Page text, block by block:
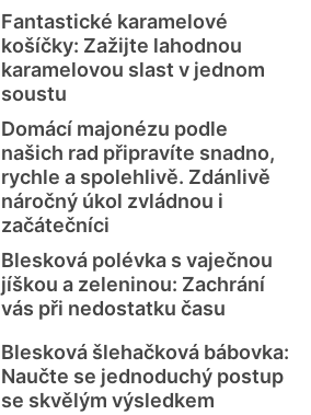
Fantastické karamelové
košíčky: Zažijte lahodnou
karamelovou slast v jednom
soustu
Domácí majonézu podle
našich rad připravíte snadno,
rychle a spolehlivě. Zdánlivě
náročný úkol zvládnou i
začátečníci
Blesková polévka s vaječnou
jíškou a zeleninou: Zachrání
vás při nedostatku času
Blesková šlehačková bábovka:
Naučte se jednoduchý postup
se skvělým výsledkem